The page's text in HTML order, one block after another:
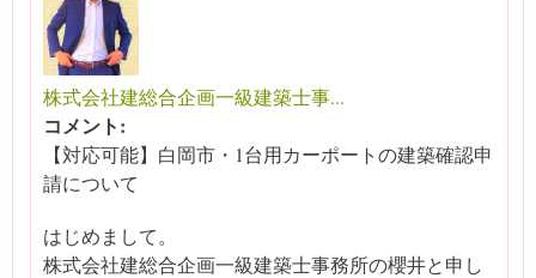
株式会社建総合企画一級建築士事...
コメント:
【対応可能】白岡市・1台用カーポートの建築確認申
請について
はじめまして。
株式会社建総合企画一級建築士事務所の櫻井と申し